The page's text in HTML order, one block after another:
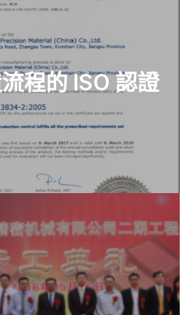
程的 ISO 認證
查看零件